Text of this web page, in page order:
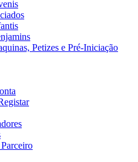
Petizes e Pré-Iniciação